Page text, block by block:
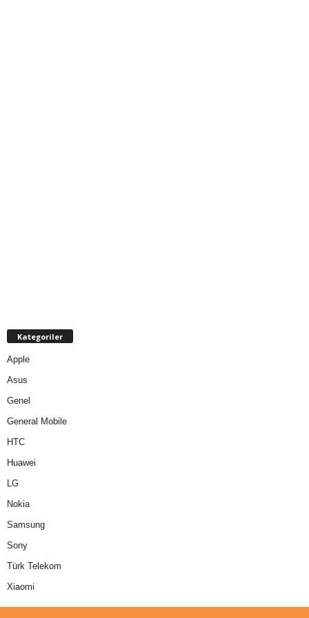
Kategoriler
Apple
Asus
Genel
General Mobile
HTC
Huawei
LG
Nokia
Samsung
Sony
Türk Telekom
Xiaomi